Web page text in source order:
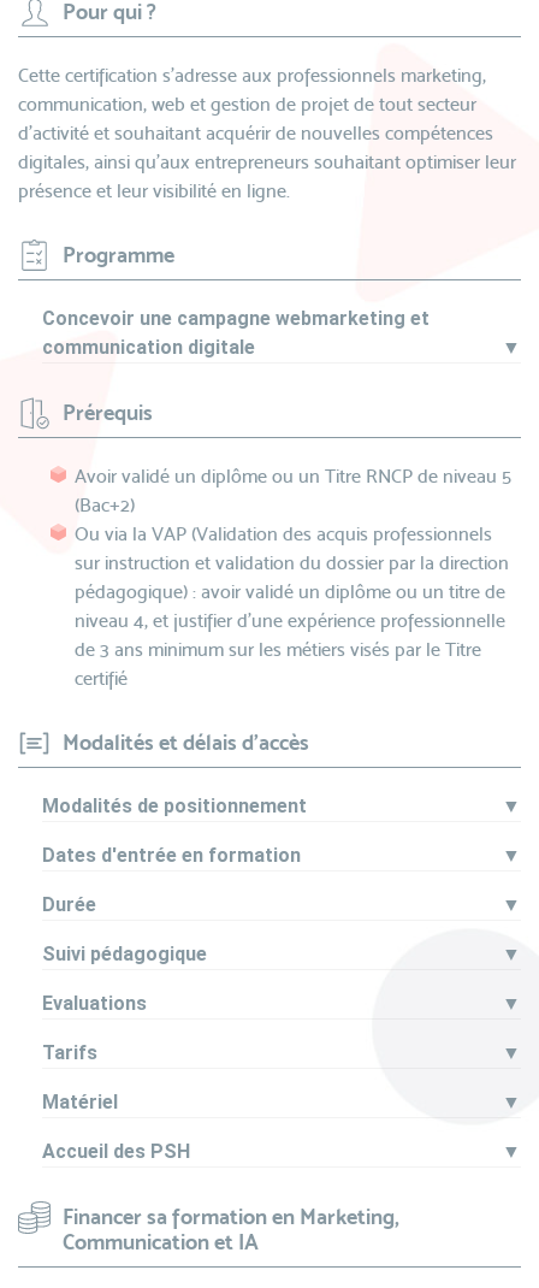
Pour qui ?
Cette certification s'adresse aux professionnels marketing,
communication, web et gestion de projet de tout secteur
d'activité et souhaitant acquérir de nouvelles compétences
digitales, ainsi qu’aux entrepreneurs souhaitant optimiser leur
présence et leur visibilité en ligne.
Programme
Concevoir une campagne webmarketing et
communication digitale
▼
Prérequis
Avoir validé un diplôme ou un Titre RNCP de niveau 5
(Bac+2)
Ou via la VAP (Validation des acquis professionnels
sur instruction et validation du dossier par la direction
pédagogique) : avoir validé un diplôme ou un titre de
niveau 4, et justifier d’une expérience professionnelle
de 3 ans minimum sur les métiers visés par le Titre
certifié
Modalités et délais d'accès
Modalités de positionnement ▼
Dates d'entrée en formation ▼
Durée ▼
Suivi pédagogique ▼
Evaluations ▼
Tarifs ▼
Matériel ▼
Accueil des PSH ▼
Financer sa formation en Marketing,
Communication et IA